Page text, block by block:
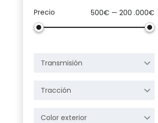
Precio 500€ — 200 .000€
Transmisión
Tracción
Color exterior